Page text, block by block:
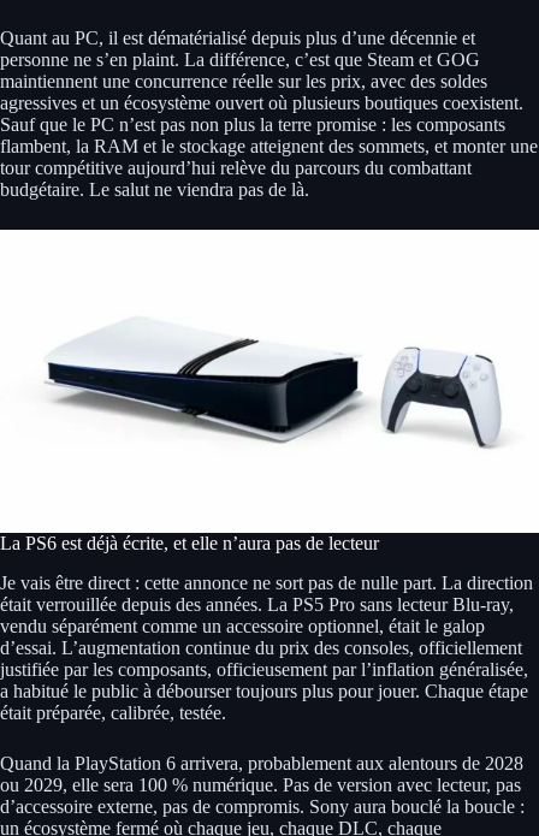
Quant au PC, il est dématérialisé depuis plus d’une décennie et
personne ne s’en plaint. La différence, c’est que Steam et GOG
maintiennent une concurrence réelle sur les prix, avec des soldes
agressives et un écosystème ouvert où plusieurs boutiques coexistent.
Sauf que le PC n’est pas non plus la terre promise : les composants
flambent, la RAM et le stockage atteignent des sommets, et monter une
tour compétitive aujourd’hui relève du parcours du combattant
budgétaire. Le salut ne viendra pas de là.
La PS6 est déjà écrite, et elle n’aura pas de lecteur
Je vais être direct : cette annonce ne sort pas de nulle part. La direction
était verrouillée depuis des années. La PS5 Pro sans lecteur Blu-ray,
vendu séparément comme un accessoire optionnel, était le galop
d’essai. L’augmentation continue du prix des consoles, officiellement
justifiée par les composants, officieusement par l’inflation généralisée,
a habitué le public à débourser toujours plus pour jouer. Chaque étape
était préparée, calibrée, testée.
Quand la PlayStation 6 arrivera, probablement aux alentours de 2028
ou 2029, elle sera 100 % numérique. Pas de version avec lecteur, pas
d’accessoire externe, pas de compromis. Sony aura bouclé la boucle :
un écosystème fermé où chaque jeu, chaque DLC, chaque